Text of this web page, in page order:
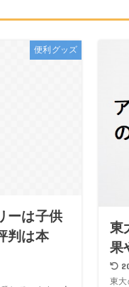
便利グッズ
ーは子供
判は本
東
果
東大